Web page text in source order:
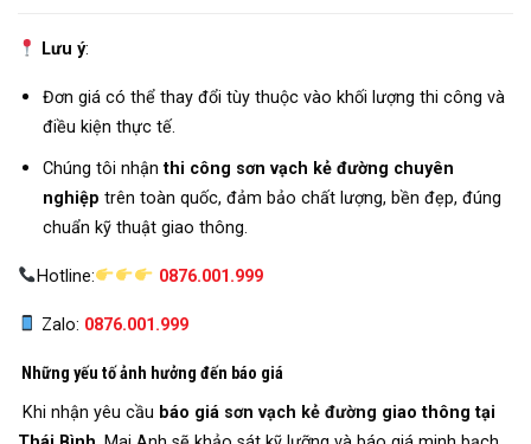
Lưu ý:
Đơn giá có thể thay đổi tùy thuộc vào khối lượng thi công và
điều kiện thực tế.
Chúng tôi nhậnthi công sơn vạch kẻ đường chuyên
nghiệp trên toàn quốc, đảm bảo chất lượng, bền đẹp, đúng
chuẩn kỹ thuật giao thông.
Hotline: 0876.001.999
Zalo: 0876.001.999
Những yếu tố ảnh hưởng đến báo giá
Khi nhận yêu cầu báo giá sơn vạch kẻ đường giao thông tại